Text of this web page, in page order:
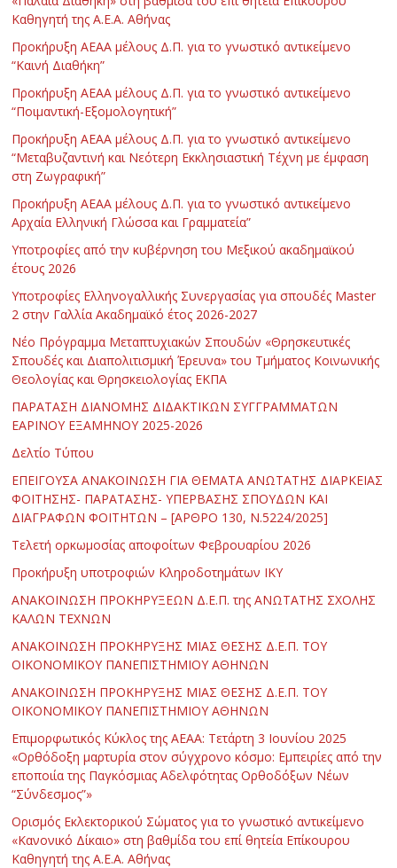
Καθηγητή της Α.Ε.Α. Αθήνας
Προκήρυξη ΑΕΑΑ μέλους Δ.Π. για το γνωστικό αντικείμενο
“Καινή Διαθήκη”
Προκήρυξη ΑΕΑΑ μέλους Δ.Π. για το γνωστικό αντικείμενο
“Ποιμαντική-Εξομολογητική”
Προκήρυξη ΑΕΑΑ μέλους Δ.Π. για το γνωστικό αντικείμενο
“Μεταβυζαντινή και Νεότερη Εκκλησιαστική Τέχνη με έμφαση
στη Ζωγραφική”
Προκήρυξη ΑΕΑΑ μέλους Δ.Π. για το γνωστικό αντικείμενο
Αρχαία Ελληνική Γλώσσα και Γραμματεία”
Υποτροφίες από την κυβέρνηση του Μεξικού ακαδημαϊκού
έτους 2026
Υποτροφίες Ελληνογαλλικής Συνεργασίας για σπουδές Master
2 στην Γαλλία Ακαδημαϊκό έτος 2026-2027
Νέο Πρόγραμμα Μεταπτυχιακών Σπουδών «Θρησκευτικές
Σπουδές και Διαπολιτισμική Έρευνα» του Τμήματος Κοινωνικής
Θεολογίας και Θρησκειολογίας ΕΚΠΑ
ΠΑΡΑΤΑΣΗ ΔΙΑΝΟΜΗΣ ΔΙΔΑΚΤΙΚΩΝ ΣΥΓΓΡΑΜΜΑΤΩΝ
ΕΑΡΙΝΟΥ ΕΞΑΜΗΝΟΥ 2025-2026
Δελτίο Τύπου
ΕΠΕΙΓΟΥΣΑ ΑΝΑΚΟΙΝΩΣΗ ΓΙΑ ΘΕΜΑΤΑ ΑΝΩΤΑΤΗΣ ΔΙΑΡΚΕΙΑΣ
ΦΟΙΤΗΣΗΣ- ΠΑΡΑΤΑΣΗΣ- ΥΠΕΡΒΑΣΗΣ ΣΠΟΥΔΩΝ ΚΑΙ
ΔΙΑΓΡΑΦΩΝ ΦΟΙΤΗΤΩΝ – [ΑΡΘΡΟ 130, Ν.5224/2025]
Τελετή ορκωμοσίας αποφοίτων Φεβρουαρίου 2026
Προκήρυξη υποτροφιών Κληροδοτημάτων ΙΚΥ
ΑΝΑΚΟΙΝΩΣΗ ΠΡΟΚΗΡΥΞΕΩΝ Δ.Ε.Π. της ΑΝΩΤΑΤΗΣ ΣΧΟΛΗΣ
ΚΑΛΩΝ ΤΕΧΝΩΝ
ΑΝΑΚΟΙΝΩΣΗ ΠΡΟΚΗΡΥΞΗΣ ΜΙΑΣ ΘΕΣΗΣ Δ.Ε.Π. ΤΟΥ
ΟΙΚΟΝΟΜΙΚΟΥ ΠΑΝΕΠΙΣΤΗΜΙΟΥ ΑΘΗΝΩΝ
ΑΝΑΚΟΙΝΩΣΗ ΠΡΟΚΗΡΥΞΗΣ ΜΙΑΣ ΘΕΣΗΣ Δ.Ε.Π. ΤΟΥ
ΟΙΚΟΝΟΜΙΚΟΥ ΠΑΝΕΠΙΣΤΗΜΙΟΥ ΑΘΗΝΩΝ
Επιμορφωτικός Κύκλος της ΑΕΑΑ: Τετάρτη 3 Ιουνίου 2025
«Ορθόδοξη μαρτυρία στον σύγχρονο κόσμο: Εμπειρίες από την
εποποιία της Παγκόσμιας Αδελφότητας Ορθοδόξων Νέων
“Σύνδεσμος”»
Ορισμός Εκλεκτορικού Σώματος για το γνωστικό αντικείμενο
«Κανονικό Δίκαιο» στη βαθμίδα του επί θητεία Επίκουρου
Καθηγητή της Α.Ε.Α. Αθήνας